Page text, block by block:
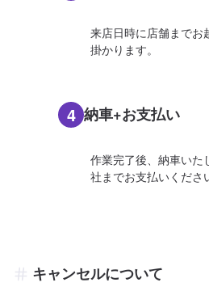
来店日時に店舗までお
掛かります。
4 納車+お支払い
作業完了後、納車いた
社までお支払いくださ
キャンセルについて